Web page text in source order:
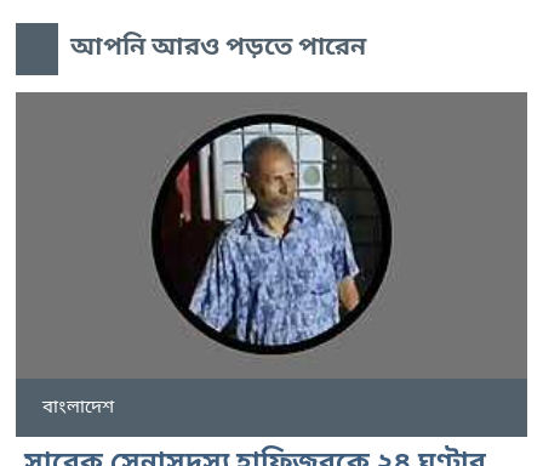
আপনি আরও পড়তে পারেন
বাংলাদেশ